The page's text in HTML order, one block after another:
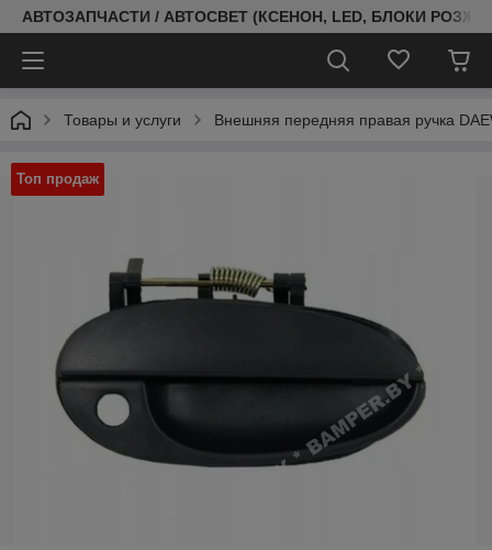
АВТОЗАПЧАСТИ / АВТОСВЕТ (КСЕНОН, LED, БЛОКИ
Товары и услуги Внешняя передняя правая ручка
Топ продаж